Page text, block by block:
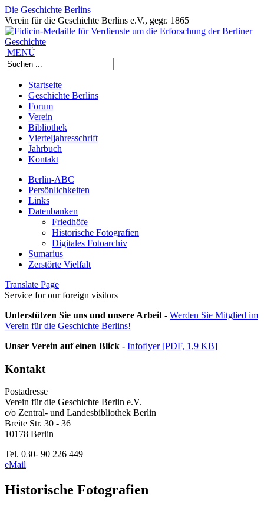
Die Geschichte Berlins
Verein für die Geschichte Berlins e.V., gegr. 1865
MENÜ
Startseite
Geschichte Berlins
Forum
Verein
Bibliothek
Vierteljahresschrift
Jahrbuch
Kontakt
Berlin-ABC
Persönlichkeiten
Links
Datenbanken
Friedhöfe
Historische Fotografien
Digitales Fotoarchiv
Sumarius
Zerstörte Vielfalt
Translate Page
Service for our foreign visitors
Unterstützen Sie uns und unsere Arbeit - Werden Sie Mitglied im
Verein für die Geschichte Berlins!
Unser Verein auf einen Blick - Infoflyer [PDF, 1,9 KB]
Kontakt
Postadresse
Verein für die Geschichte Berlin e.V.
c/o Zentral- und Landesbibliothek Berlin
Breite Str. 30 - 36
10178 Berlin
Tel. 030- 90 226 449
eMail
Historische Fotografien